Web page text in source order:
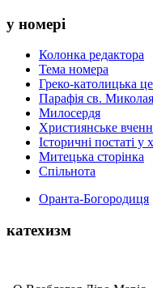
у номері
Колонка редактора
Тема номера
Греко-католицька
Парафія св.
Милосердя
Християнське
Історичні постаті у
Митецька сторінка
Спільнота
Оранта-Богородиця
катехизм